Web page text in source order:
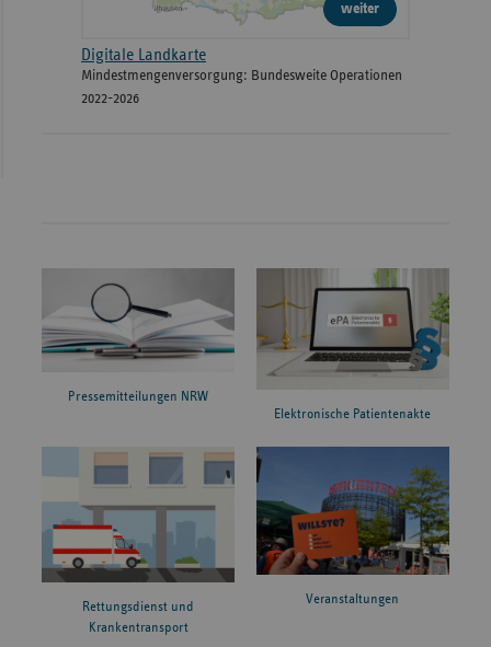
weiter
Digitale Landkarte
Mindestmengenversorgung: Bundesweite Operationen
2022-2026
Pressemitteilungen NRW
Elektronische Patientenakte
Rettungsdienst und
Krankentransport
Veranstaltungen